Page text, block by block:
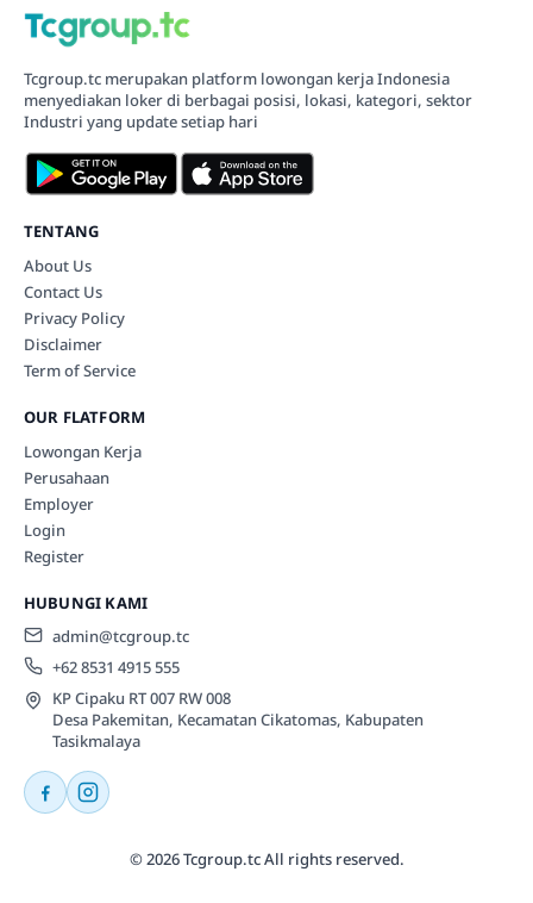
Tcgroup.tc merupakan platform lowongan kerja Indonesia
menyediakan loker di berbagai posisi, lokasi, kategori, sektor
Industri yang update setiap hari
TENTANG
About Us
Contact Us
Privacy Policy
Disclaimer
Term of Service
OUR FLATFORM
Lowongan Kerja
Perusahaan
Employer
Login
Register
HUBUNGI KAMI
admin@tcgroup.tc
+62 8531 4915 555
KP Cipaku RT 007 RW 008
Desa Pakemitan, Kecamatan Cikatomas, Kabupaten
Tasikmalaya
© 2026 Tcgroup.tc All rights reserved.